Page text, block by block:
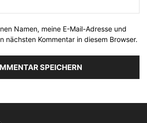
Namen, meine E-Mail-Adresse und
nächsten Kommentar in diesem Browser.